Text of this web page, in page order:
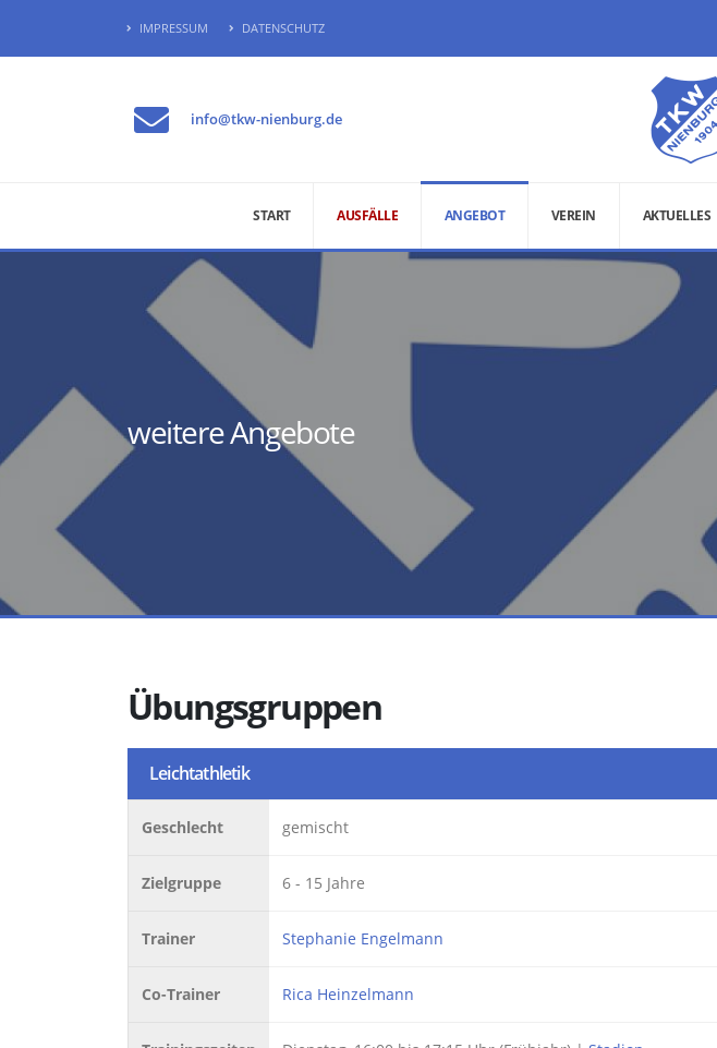
IMPRESSUM DATENSCHUTZ
info@tkw-nienburg.de
START AUSFÄLLE ANGEBOT VEREIN AKTUELLES
weitere Angebote
Übungsgruppen
Leichtathletik
Geschlecht gemischt
Zielgruppe 6 - 15 Jahre
Trainer Stephanie Engelmann
Co-Trainer Rica Heinzelmann